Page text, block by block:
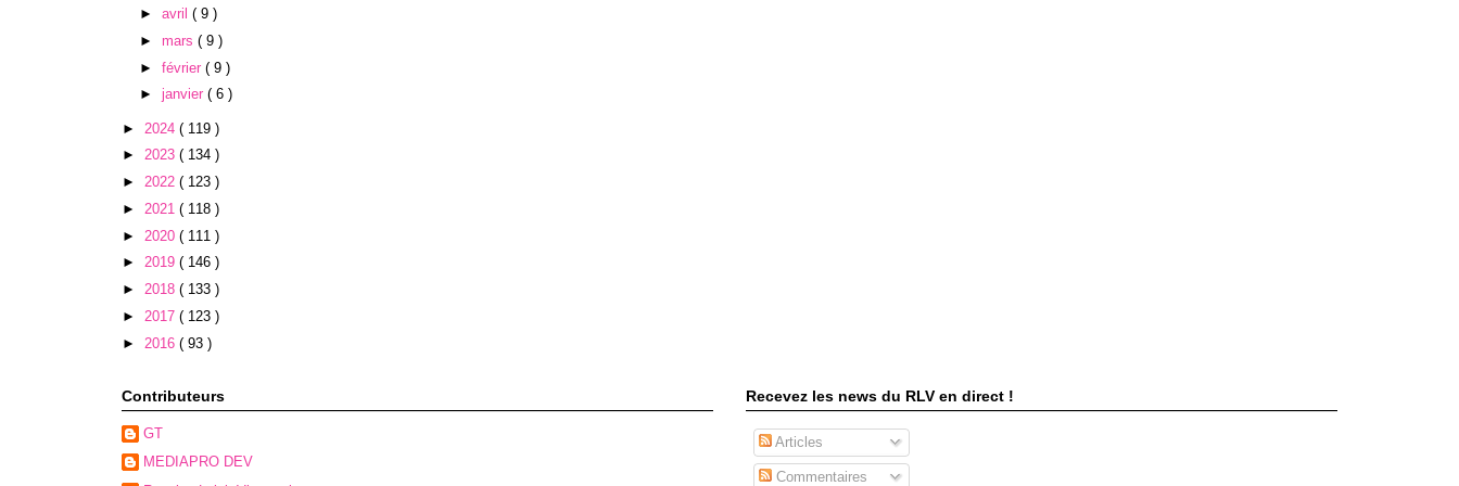
► avril ( 9 )
► mars ( 9 )
► février ( 9 )
► janvier ( 6 )
► 2024 ( 119 )
► 2023 ( 134 )
► 2022 ( 123 )
► 2021 ( 118 )
► 2020 ( 111 )
► 2019 ( 146 )
► 2018 ( 133 )
► 2017 ( 123 )
► 2016 ( 93 )
Contributeurs
GT
MEDIAPRO DEV
Recevez les news du RLV en direct !
Articles
Commentaires